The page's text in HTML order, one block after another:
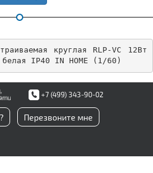
круглая RLP-VC 12Вт
IP40 IN HOME (1/60)
+7 (499) 343-90-02
Перезвоните мне